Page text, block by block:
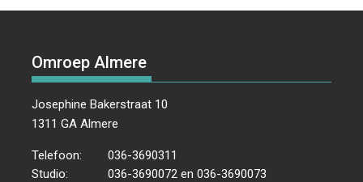
Omroep Almere
Josephine Bakerstraat 10
1311 GA Almere
Telefoon:
036-3690311
Studio:
036-3690072 en 036-3690073